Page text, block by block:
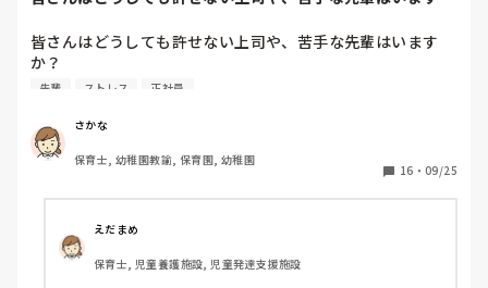
皆さんはどうしても許せない上司や、苦手な先輩はいます
か？
わたしは、人間的に受け付けない人と一緒に仕事ができない
先輩 ストレス 正社員
さかな
保育士, 幼稚園教諭, 保育園, 幼稚園
16 ・ 09/25
えだまめ
保育士, 児童養護施設, 児童発達支援施設